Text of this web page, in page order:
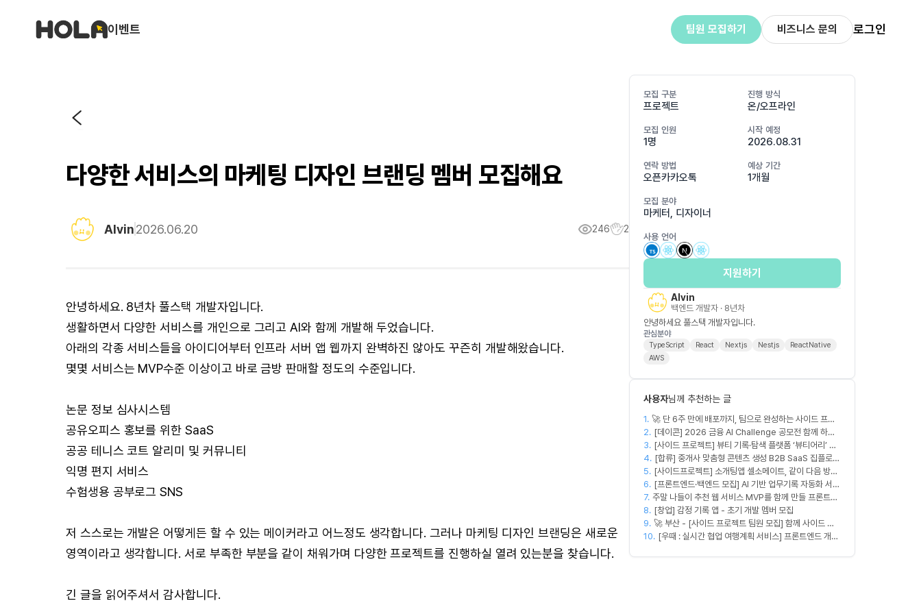
이벤트 팀원 모집하기 비즈니스 문의 로그인
다양한 서비스의 마케팅 디자인 브랜딩 멤버 모집해요
Alvin2026.06.20 246 2
안녕하세요. 8년차 풀스택 개발자입니다.
생활하면서 다양한 서비스를 개인으로 그리고 AI와 함께 개발해 두었습니다.
아래의 각종 서비스들을 아이디어부터 인프라 서버 앱 웹까지 완벽하진 않아도 꾸즌히 개발해왔습니다.
몇몇 서비스는 MVP수준 이상이고 바로 금방 판매할 정도의 수준입니다.
논문 정보 심사시스템
공유오피스 홍보를 위한 SaaS
공공 테니스 코트 알리미 및 커뮤니티
익명 편지 서비스
수험생용 공부로그 SNS
저 스스로는 개발은 어떻게든 할 수 있는 메이커라고 어느정도 생각합니다. 그러나 마케팅 디자인 브랜딩은 새로운
영역이라고 생각합니다. 서로 부족한 부분을 같이 채워가며 다양한 프로젝트를 진행하실 열려 있는분을 찾습니다.
긴 글을 읽어주셔서 감사합니다.
모집 구분
프로젝트
진행 방식
온/오프라인
모집 인원
1명
시작 예정
2026.08.31
연락 방법
오픈카카오톡
예상 기간
1개월
모집 분야
마케터, 디자이너
사용 언어
지원하기
Alvin
백엔드 개발자 · 8년차
안녕하세요 풀스택 개발자입니다.
관심분야
TypeScript React Nextjs Nestjs
ReactNative
AWS
사용자님께 추천하는 글
1. 🚀 단 6주 만에 배포까지, 팀으로 완성하는 사이드 프로
젝트 [스위프 웹 15기] 🚀
2. [데이콘] 2026 금융 AI Challenge 공모전 함께 하실
프론트엔드, 백엔드, 디자이너 구합니다!
3. [사이드 프로젝트] 뷰티 기록·탐색 플랫폼 ‘뷰티어리’ 디
자이너·프론트엔드·백엔드 팀원을 모집합니다
4. [합류] 중개사 맞춤형 콘텐츠 생성 B2B SaaS 집플로우
과 함께 하실 멤버를 모집합니다!
5. [사이드프로젝트] 소개팅앱 셀소메이트, 같이 다음 방향
잡아볼 분 구합니다
6. [프론트엔드·백엔드 모집] AI 기반 업무기록 자동화 서비
스 MVP 개발
7. 주말 나들이 추천 웹 서비스 MVP를 함께 만들 프론트엔
드/디자이너 모집합니다
8. [창업] 감정 기록 앱 - 초기 개발 멤버 모집
9. 🚀 부산 - [사이드 프로젝트 팀원 모집] 함께 사이드 프
로젝트 진행할 팀원 모집합니다. 🚀
10. [우때 : 실시간 협업 여행계획 서비스] 프론트엔드 개발